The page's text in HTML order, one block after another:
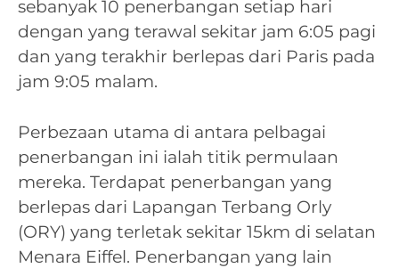
sebanyak 10 penerbangan setiap hari
dengan yang terawal sekitar jam 6:05 pagi
dan yang terakhir berlepas dari Paris pada
jam 9:05 malam.
Perbezaan utama di antara pelbagai
penerbangan ini ialah titik permulaan
mereka. Terdapat penerbangan yang
berlepas dari Lapangan Terbang Orly
(ORY) yang terletak sekitar 15km di selatan
Menara Eiffel. Penerbangan yang lain